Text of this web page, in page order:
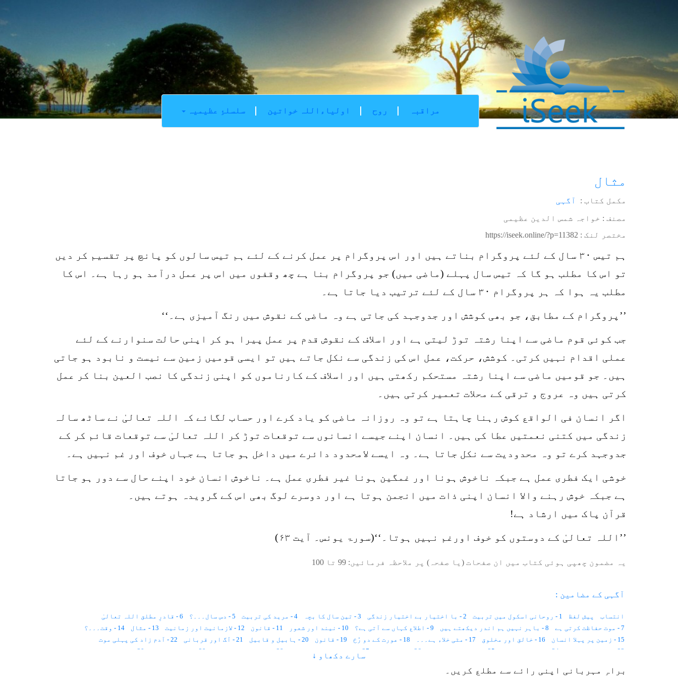
سلسلۂِ عظیمیہ اولیاءاللہ خواتین روح مراقبہ
مثال
مکمل کتاب : آگہی
مصنف : خواجہ شمس الدین عظیمی
مختصر لنک : https://iseek.online/?p=11382
ہم تیس ۳۰ سال کے لئے پروگرام بناتے ہیں اور اس پروگرام پر عمل کرنے کے لئے ہم تیس سالوں کو پانچ پر تقسیم کر دیں
تو اس کا مطلب ہو گا کہ تیس سال پہلے (ماضی میں) جو پروگرام بنا ہے چھ وقفوں میں اس پر عمل درآمد ہو رہا ہے۔ اس کا
مطلب یہ ہوا کہ ہر پروگرام ۳۰ سال کے لئے ترتیب دیا جاتا ہے۔
’’پروگرام کے مطابق، جو بھی کوشش اور جدوجہد کی جاتی ہے وہ ماضی کے نقوش میں رنگ آمیزی ہے۔‘‘
جب کوئی قوم ماضی سے اپنا رشتہ توڑ لیتی ہے اور اسلاف کے نقوش قدم پر عمل پیرا ہو کر اپنی حالت سنوارنے کے لئے
عملی اقدام نہیں کرتی۔ کوشش، حرکت، عمل اس کی زندگی سے نکل جاتے ہیں تو ایسی قومیں زمین سے نیست و نابود ہو جاتی
ہیں۔ جو قومیں ماضی سے اپنا رشتہ مستحکم رکھتی ہیں اور اسلاف کے کارناموں کو اپنی زندگی کا نصب العین بنا کر عمل
کرتی ہیں وہ عروج و ترقی کے محلات تعمیر کرتی ہیں۔
اگر انسان فی الواقع کوش رہنا چاہتا ہے تو وہ روزانہ ماضی کو یاد کرے اور حساب لگائے کہ اللہ تعالیٰ نے ساٹھ سالہ
زندگی میں کتنی نعمتیں عطا کی ہیں۔ انسان اپنے جیسے انسانوں سے توقعات توڑ کر اللہ تعالیٰ سے توقعات قائم کر کے
جدوجہد کرے تو وہ محدودیت سے نکل جاتا ہے۔ وہ ایسے لامحدود دائرے میں داخل ہو جاتا ہے جہاں خوف اور غم نہیں ہے۔
خوشی ایک فطری عمل ہے جبکہ ناخوش ہونا اور غمگین ہونا غیر فطری عمل ہے۔ ناخوش انسان خود اپنے حال سے دور ہو جاتا
ہے جبکہ خوش رہنے والا انسان اپنی ذات میں انجمن ہوتا ہے اور دوسرے لوگ بھی اس کے گرویدہ ہوتے ہیں۔
قرآن پاک میں ارشاد ہے!
’’اللہ تعالیٰ کے دوستوں کو خوف اورغم نہیں ہوتا۔‘‘(سورۃ یونس۔ آیت ۶۳)
یہ مضمون چھپی ہوئی کتاب میں ان صفحات (یا صفحہ) پر ملاحظہ فرمائیں: 99 تا 100
آگہی کے مضامین :
انتساب پیش لفظ 1 - روحانی اسکول میں تربیت 2 - با اختیار بے اختیار زندگی 3 - تین سال کا بچہ 4 - مرید کی تربیت 5 - دس سال۔۔۔؟
6 - قادرِ مطلق اللہ تعالیٰ
7 - موت حفاظت کرتی ہے
8 - باہر نہیں ہم اندر دیکھتے ہیں 9 - اطلاع کہاں سے آتی ہے؟ 10 - نیند اور شعور 11 - قانون 12 - لازمانیت اور زمانیت 13 - مثال
14 - وقت۔۔۔؟
15 - زمین پر پہلا انسان
16 - خالق اور مخلوق 17 - مٹی خلاء ہے۔۔۔ 18 - عورت کے دو رُخ 19 - قانون 20 - ہابیل و قابیل 21 - آگ اور قربانی
22 - آدم زاد کی پہلی موت
23 - روشنی اور جسم
24 - مشاہداتی نظر 25 - نیند اور بیداری 26 - جسمِ مثالی 27 - گیارہ ہزار صلاحیتیں 28 - خواتین اور فرشتے 29 - روح کا لباس؟
30 - ملت حنیف
36 - کہکشانی نظام
سارے دکھاو ↓
براہِ مہربانی اپنی رائے سے مطلع کریں۔